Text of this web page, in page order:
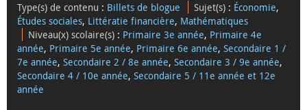
Type(s) de contenu : Billets de blogue Sujet(s) : Économie,
Études sociales, Littératie financière, Mathématiques
Niveau(x) scolaire(s) : Primaire 3e année, Primaire 4e
année, Primaire 5e année, Primaire 6e année, Secondaire 1 /
7e année, Secondaire 2 / 8e année, Secondaire 3 / 9e année,
Secondaire 4 / 10e année, Secondaire 5 / 11e année et 12e
année